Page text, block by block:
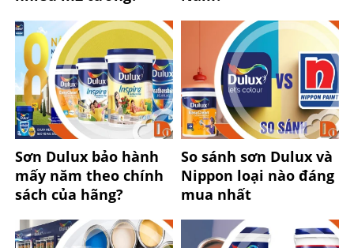
Sơn Dulux bảo hành
mấy năm theo chính
sách của hãng?
So sánh sơn Dulux và
Nippon loại nào đáng
mua nhất